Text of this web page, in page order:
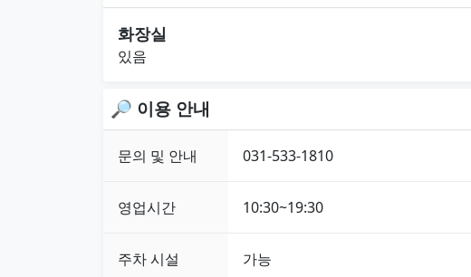
화장실
있음
🔎 이용 안내
문의 및 안내 031-533-1810
영업시간 10:30~19:30
주차 시설 가능